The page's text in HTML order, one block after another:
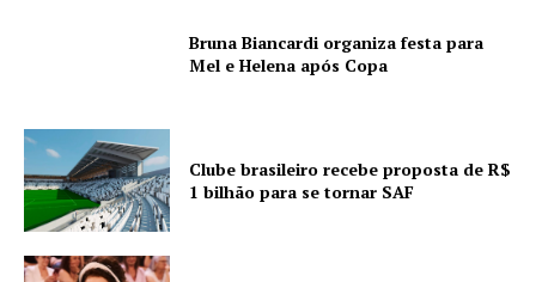
Bruna Biancardi organiza festa para
Mel e Helena após Copa
Clube brasileiro recebe proposta de R$
1 bilhão para se tornar SAF